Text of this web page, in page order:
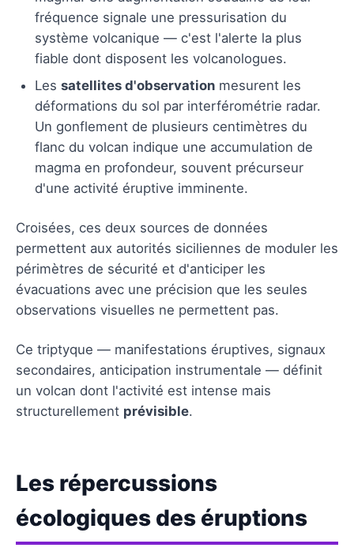
fréquence signale une pressurisation du
système volcanique — c'est l'alerte la plus
fiable dont disposent les volcanologues.
Les satellites d'observation mesurent les
déformations du sol par interférométrie radar.
Un gonflement de plusieurs centimètres du
flanc du volcan indique une accumulation de
magma en profondeur, souvent précurseur
d'une activité éruptive imminente.
Croisées, ces deux sources de données
permettent aux autorités siciliennes de moduler les
périmètres de sécurité et d'anticiper les
évacuations avec une précision que les seules
observations visuelles ne permettent pas.
Ce triptyque — manifestations éruptives, signaux
secondaires, anticipation instrumentale — définit
un volcan dont l'activité est intense mais
structurellement prévisible.
Les répercussions
écologiques des éruptions